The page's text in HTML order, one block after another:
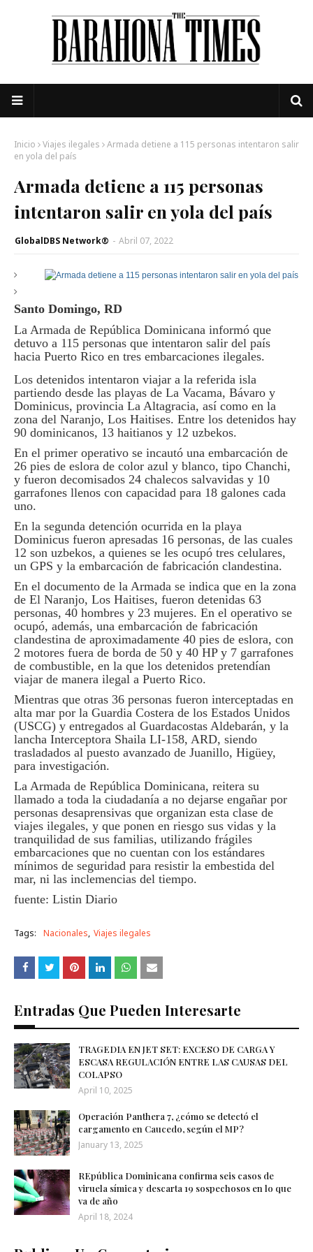
Inicio Viajes ilegales
Armada detiene a 115 personas intentaron salir
en yola del país
Armada detiene a 115 personas
intentaron salir en yola del país
GlobalDBS Network® - Abril 07, 2022
Santo Domingo, RD
La Armada de República Dominicana informó que
detuvo a 115 personas que intentaron salir del país
hacia Puerto Rico en tres embarcaciones ilegales.
Los detenidos intentaron viajar a la referida isla
partiendo desde las playas de La Vacama, Bávaro y
Dominicus, provincia La Altagracia, así como en la
zona del Naranjo, Los Haitises. Entre los detenidos hay
90 dominicanos, 13 haitianos y 12 uzbekos.
En el primer operativo se incautó una embarcación de
26 pies de eslora de color azul y blanco, tipo Chanchi,
y fueron decomisados 24 chalecos salvavidas y 10
garrafones llenos con capacidad para 18 galones cada
uno.
En la segunda detención ocurrida en la playa
Dominicus fueron apresadas 16 personas, de las cuales
12 son uzbekos, a quienes se les ocupó tres celulares,
un GPS y la embarcación de fabricación clandestina.
En el documento de la Armada se indica que en la zona
de El Naranjo, Los Haitises, fueron detenidas 63
personas, 40 hombres y 23 mujeres. En el operativo se
ocupó, además, una embarcación de fabricación
clandestina de aproximadamente 40 pies de eslora, con
2 motores fuera de borda de 50 y 40 HP y 7 garrafones
de combustible, en la que los detenidos pretendían
viajar de manera ilegal a Puerto Rico.
Mientras que otras 36 personas fueron interceptadas en
alta mar por la Guardia Costera de los Estados Unidos
(USCG) y entregados al Guardacostas Aldebarán, y la
lancha Interceptora Shaila LI-158, ARD, siendo
trasladados al puesto avanzado de Juanillo, Higüey,
para investigación.
La Armada de República Dominicana, reitera su
llamado a toda la ciudadanía a no dejarse engañar por
personas desaprensivas que organizan esta clase de
viajes ilegales, y que ponen en riesgo sus vidas y la
tranquilidad de sus familias, utilizando frágiles
embarcaciones que no cuentan con los estándares
mínimos de seguridad para resistir la embestida del
mar, ni las inclemencias del tiempo.
fuente: Listin Diario
Tags: Nacionales Viajes ilegales
Entradas Que Pueden Interesarte
TRAGEDIA EN JET SET: EXCESO DE CARGA Y
ESCASA REGULACIÓN ENTRE LAS CAUSAS DEL
COLAPSO
April 10, 2025
Operación Panthera 7, ¿cómo se detectó el
cargamento en Caucedo, según el MP?
January 13, 2025
REpública Dominicana confirma seis casos de
viruela símica y descarta 19 sospechosos en lo que
va de año
April 18, 2024